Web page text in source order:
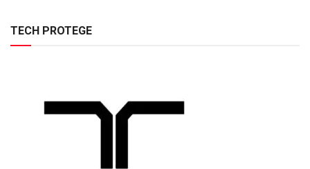
TECH PROTEGE